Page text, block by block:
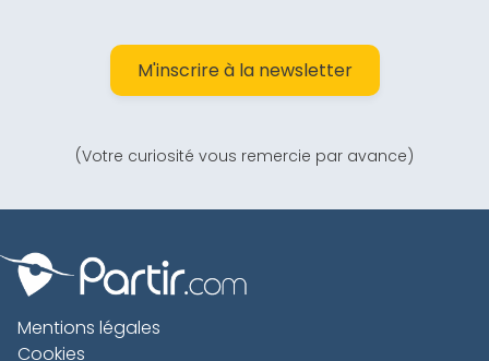
M'inscrire à la newsletter
(Votre curiosité vous remercie par avance)
Mentions légales
Cookies